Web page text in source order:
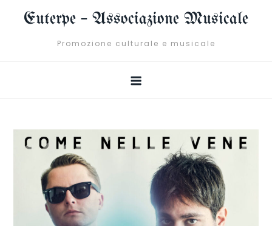
Euterpe – Associazione Musicale
Promozione culturale e musicale